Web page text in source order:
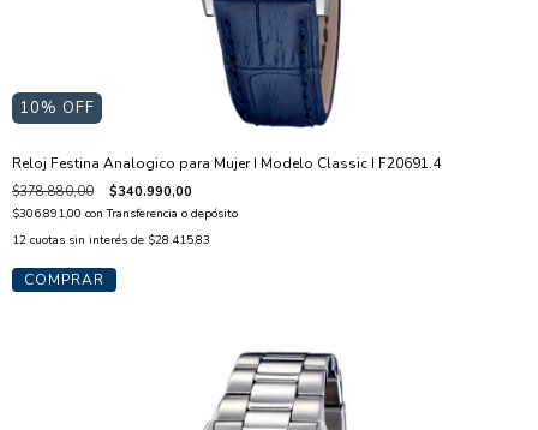
10% OFF
Reloj Festina Analogico para Mujer I Modelo Classic I F20691.4
$378.880,00 $340.990,00
$306.891,00 con Transferencia o depósito
12 cuotas sin interés de $28.415,83